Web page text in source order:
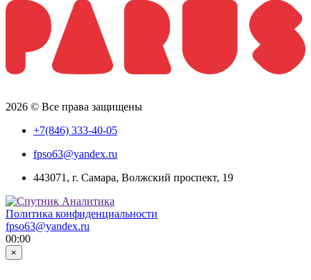
2026 © Все права защищены
+7(846) 333-40-05
fpso63@yandex.ru
443071, г. Самара, Волжский проспект, 19
Политика конфиденциальности
fpso63@yandex.ru
00:00
×